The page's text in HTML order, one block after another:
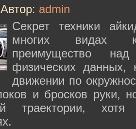
admin
Секрет техники
многих видах
преимущество
физических данных,
движении по
и бросков руки,
траектории,